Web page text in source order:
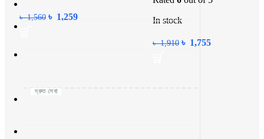
৳1,560 ৳ 1,259 In stock
৳1,910 ৳ 1,755